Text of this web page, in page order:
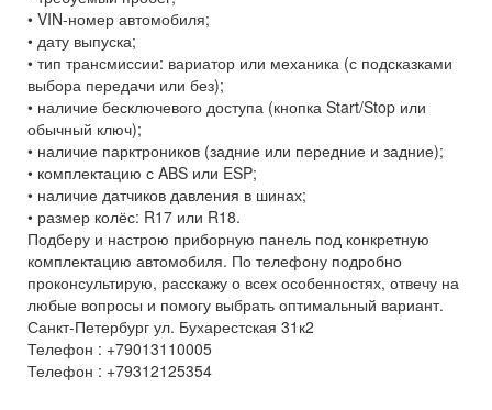
• VIN-номер автомобиля;
• дату выпуска;
• тип трансмиссии: вариатор или механика (с подсказками
выбора передачи или без);
• наличие бесключевого доступа (кнопка Start/Stop или
обычный ключ);
• наличие парктроников (задние или передние и задние);
• комплектацию с ABS или ESP;
• наличие датчиков давления в шинах;
• размер колёс: R17 или R18.
Подберу и настрою приборную панель под конкретную
комплектацию автомобиля. По телефону подробно
проконсультирую, расскажу о всех особенностях, отвечу на
любые вопросы и помогу выбрать оптимальный вариант.
Санкт-Петербург ул. Бухарестская 31к2
Телефон : +79013110005
Телефон : +79312125354